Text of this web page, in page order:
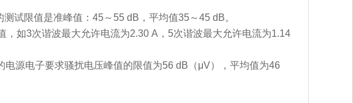
试限值是准峰值：45～55 dB，平均值35～45 dB。
如3次谐波最大允许电流为2.30 A，5次谐波最大允许电流为1.14
源电子要求骚扰电压峰值的限值为56 dB（μV），平均值为46